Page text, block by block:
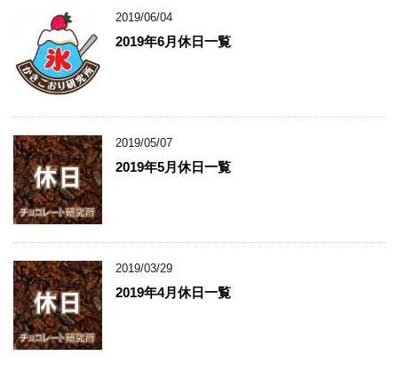
2019/06/04
2019年6月休日一覧
2019/05/07
2019年5月休日一覧
2019/03/29
2019年4月休日一覧